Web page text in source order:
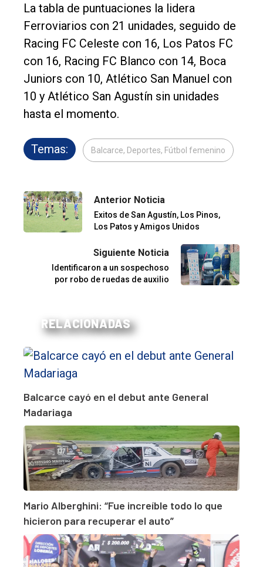
La tabla de puntuaciones la lidera
Ferroviarios con 21 unidades, seguido de
Racing FC Celeste con 16, Los Patos FC
con 16, Racing FC Blanco con 14, Boca
Juniors con 10, Atlético San Manuel con
10 y Atlético San Agustín sin unidades
hasta el momento.
Temas: Balcarce, Deportes, Fútbol femenino
Anterior Noticia
Exitos de San Agustín, Los Pinos,
Los Patos y Amigos Unidos
Siguiente Noticia
Identificaron a un sospechoso
por robo de ruedas de auxilio
RELACIONADAS
Balcarce cayó en el debut ante General
Madariaga
Mario Alberghini: “Fue increíble todo lo que
hicieron para recuperar el auto”